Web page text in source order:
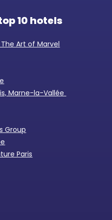
10 hotels
Art of Marvel
Marne-la-Vallée
Group
Paris